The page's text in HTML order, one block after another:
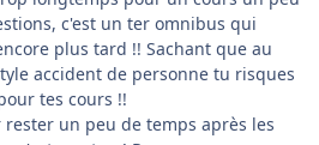
c'est un ter omnibus qui
plus tard !! Sachant que au
accident de personne tu risques
tes cours !!
un peu de temps après les